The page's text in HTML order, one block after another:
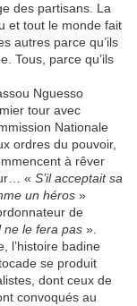
des partisans. La
et tout le monde fait
autres parce qu’ils
Tous, parce qu’ils
Nguesso
tour avec
Nationale
ordres du pouvoir,
à rêver
« S’il acceptait sa
un héros »
de
ne le fera pas ».
l’histoire badine
se produit
dont ceux de
convoqués au